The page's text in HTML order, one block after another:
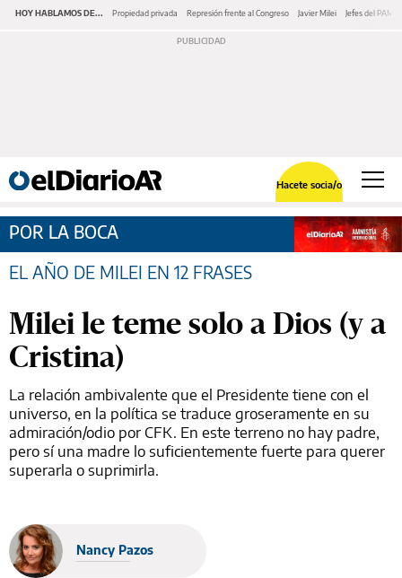
HOY HABLAMOS DE... Propiedad privada Represión frente al Congreso Javier Milei Jefes del PAMI
Hacete socia/o
POR LA BOCA
EL AÑO DE MILEI EN 12 FRASES
Milei le teme solo a Dios (y a
Cristina)
La relación ambivalente que el Presidente tiene con el
universo, en la política se traduce groseramente en su
admiración/odio por CFK. En este terreno no hay padre,
pero sí una madre lo suficientemente fuerte para querer
superarla o suprimirla.
Nancy Pazos